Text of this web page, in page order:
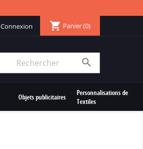
Connexion shopping_cart Panier(0)

Objets publicitaires
Personnalisations de
Textiles